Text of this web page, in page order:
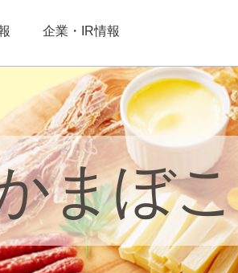
企業・IR情報
まぼこ